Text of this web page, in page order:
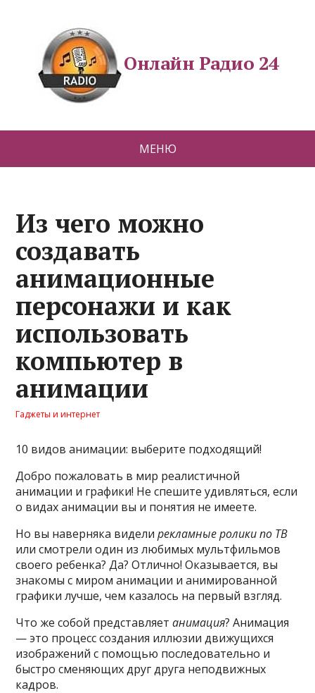
Онлайн Радио 24
МЕНЮ
Из чего можно
создавать
анимационные
персонажи и как
использовать
компьютер в
анимации
Гаджеты и интернет
10 видов анимации: выберите подходящий!
Добро пожаловать в мир реалистичной
анимации и графики! Не спешите удивляться, если
о видах анимации вы и понятия не имеете.
Но вы наверняка виделирекламные ролики по ТВ
или смотрели один из любимых мультфильмов
своего ребенка? Да? Отлично! Оказывается, вы
знакомы с миром анимации и анимированной
графики лучше, чем казалось на первый взгляд.
Что же собой представляетанимация? Анимация
— это процесс создания иллюзии движущихся
изображений с помощью последовательно и
быстро сменяющих друг друга неподвижных
кадров.